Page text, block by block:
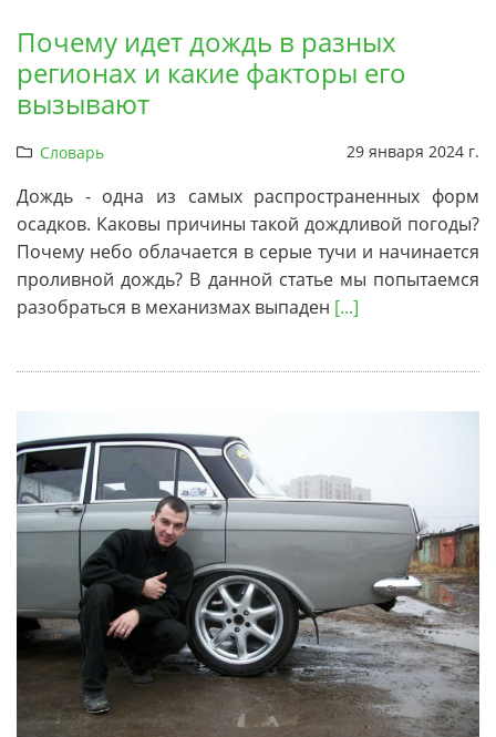
Почему идет дождь в разных
регионах и какие факторы его
вызывают
Словарь 29 января 2024 г.
Дождь - одна из самых распространенных форм
осадков. Каковы причины такой дождливой погоды?
Почему небо облачается в серые тучи и начинается
проливной дождь? В данной статье мы попытаемся
разобраться в механизмах выпаден [...]